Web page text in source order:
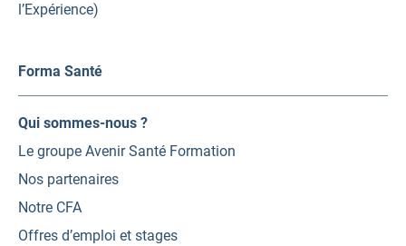
l’Expérience)
Forma Santé
Qui sommes-nous ?
Le groupe Avenir Santé Formation
Nos partenaires
Notre CFA
Offres d’emploi et stages